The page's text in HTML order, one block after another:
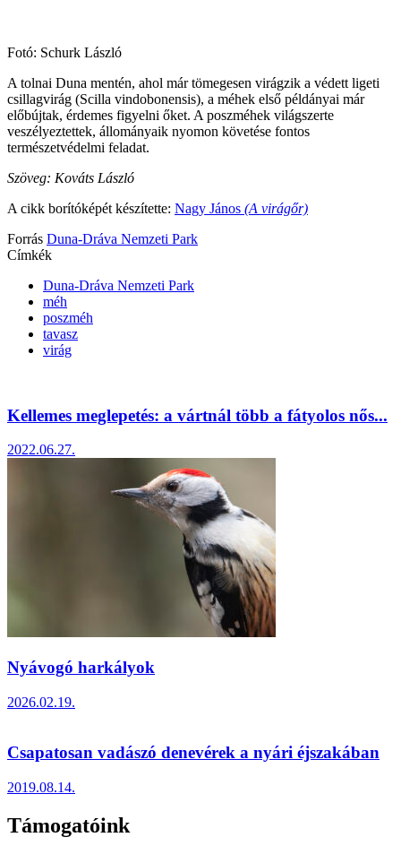
Fotó: Schurk László
A tolnai Duna mentén, ahol már tömegesen virágzik a védett ligeti
csillagvirág (Scilla vindobonensis), a méhek első példányai már
előbújtak, érdemes figyelni őket. A poszméhek világszerte
veszélyeztettek, állományaik nyomon követése fontos
természetvédelmi feladat.
Szöveg: Kováts László
A cikk borítóképét készítette: Nagy János (A virágőr)
Forrás Duna-Dráva Nemzeti Park
Címkék
Duna-Dráva Nemzeti Park
méh
poszméh
tavasz
virág
Kellemes meglepetés: a vártnál több a fátyolos nős...
2022.06.27.
Nyávogó harkályok
2026.02.19.
Csapatosan vadászó denevérek a nyári éjszakában
2019.08.14.
Támogatóink